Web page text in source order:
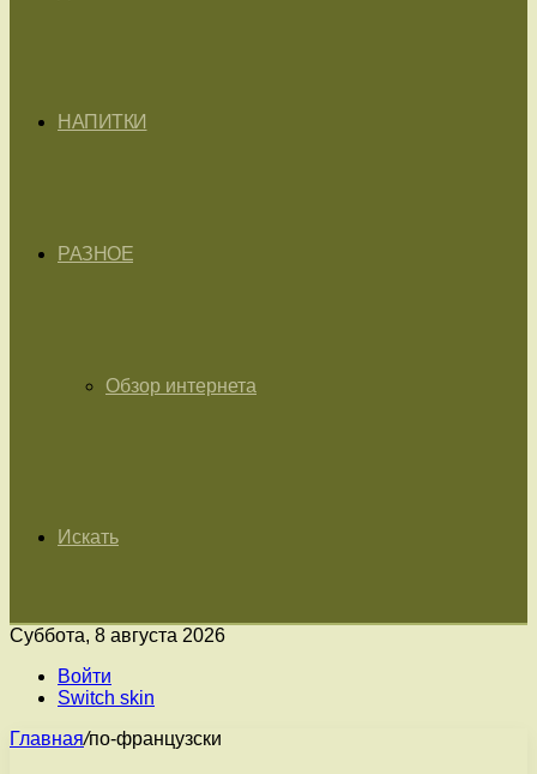
НАПИТКИ
РАЗНОЕ
Обзор интернета
Искать
Суббота, 8 августа 2026
Войти
Switch skin
Главная/по-французски